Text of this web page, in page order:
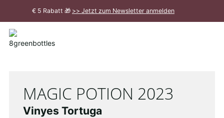
€ 5 Rabatt 🎁 >> Jetzt zum Newsletter anmelden
Meldung
MAGIC POTION 2023
Vinyes Tortuga